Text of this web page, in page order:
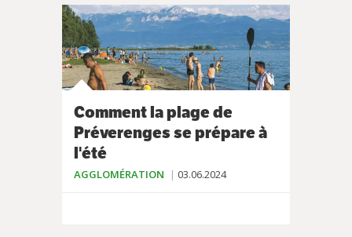
Comment la plage de
Préverenges se prépare à
l'été
AGGLOMÉRATION 03.06.2024